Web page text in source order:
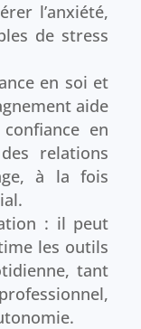
l’anxiété,
de stress
en soi et
aide
en
relations
à la fois
: il peut
les outils
tant